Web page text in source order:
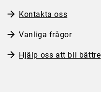
Kontakta oss
Vanliga frågor
Hjälp oss att bli bättre